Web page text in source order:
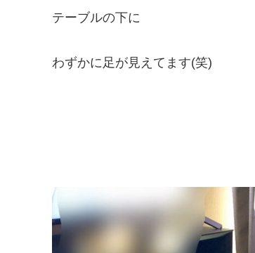
テーブルの下に
わずかに足が見えてます(笑)